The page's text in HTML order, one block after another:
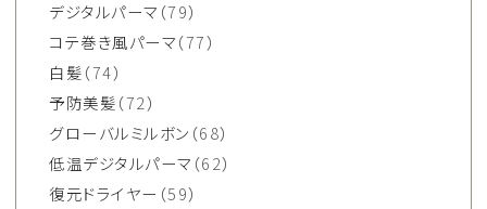
デジタルパーマ （79）
コテ巻き風パーマ（77）
白髪（74）
予防美髪（72）
グローバルミルボン （68）
低温デジタルパーマ （62）
復元ドライヤー （59）